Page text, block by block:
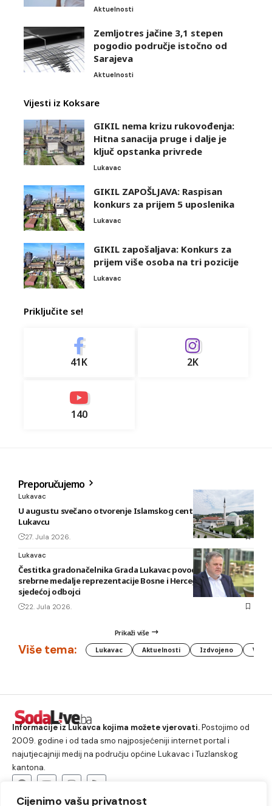
Cijenimo vašu privatnost
Aktuelnosti
Zemljotres jačine 3,1 stepen
pogodio područje istočno od
Sarajeva
Aktuelnosti
Vijesti iz Koksare
GIKIL nema krizu rukovođenja:
Hitna sanacija pruge i dalje je
ključ opstanka privrede
Lukavac
GIKIL ZAPOŠLJAVA: Raspisan
konkurs za prijem 5 uposlenika
Lukavac
GIKIL zapošaljava: Konkurs za
prijem više osoba na tri pozicije
Lukavac
Priključite se!
41K 2K
140
Preporučujemo
Lukavac
U augustu svečano otvorenje Islamskog centra i džamije u
Lukavcu
27. Jula 2026.
Lukavac
Čestitka gradonačelnika Grada Lukavac povodom osvajanja
srebrne medalje reprezentacije Bosne i Hercegovine u
sjedećoj odbojci
22. Jula 2026.
Prikaži više
Više tema: Lukavac Aktuelnosti Izdvojeno
Informacije iz Lukavca kojima možete vjerovati.Postojimo od
2009. godine i od tada smo najposjećeniji internet portal i
najutjecajniji medij na području općine Lukavac i Tuzlanskog
kantona.